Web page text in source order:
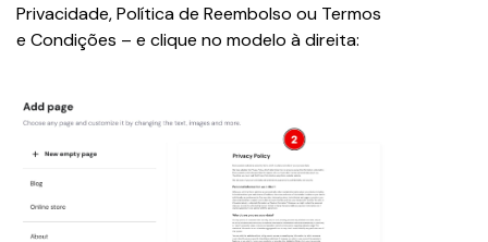
Privacidade, Política de Reembolso ou Termos
e Condições – e clique no modelo à direita: